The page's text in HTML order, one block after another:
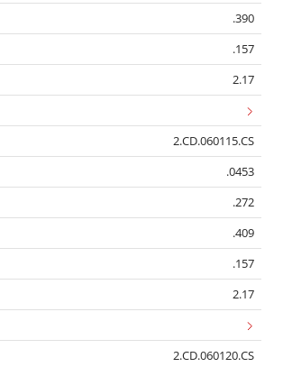
.390
.157
2.17
2.CD.060115.CS
.0453
.272
.409
.157
2.17
2.CD.060120.CS